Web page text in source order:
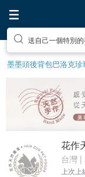
送自己一個特別
墨墨頭後背包巴洛克珍
花作
台灣 |
上次上